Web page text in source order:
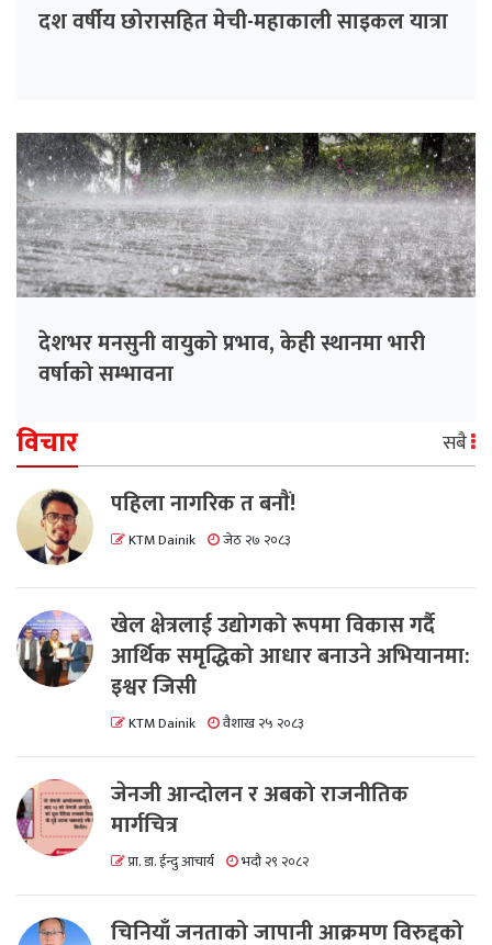
दश वर्षीय छोरासहित मेची-महाकाली साइकल यात्रा
देशभर मनसुनी वायुको प्रभाव, केही स्थानमा भारी
वर्षाको सम्भावना
विचार सबै
पहिला नागरिक त बनाैं!
KTM Dainik जेठ २७ २०८३
खेल क्षेत्रलाई उद्योगको रूपमा विकास गर्दै
आर्थिक समृद्धिको आधार बनाउने अभियानमा:
इश्वर जिसी
KTM Dainik वैशाख २५ २०८३
जेनजी आन्दोलन र अबको राजनीतिक
मार्गचित्र
प्रा. डा. ईन्दु आचार्य भदौ २९ २०८२
चिनियाँ जनताको जापानी आक्रमण विरुद्दको